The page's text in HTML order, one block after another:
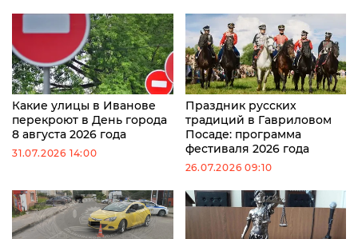
Какие улицы в Иванове
перекроют в День города
8 августа 2026 года
31.07.2026 14:00
Праздник русских
традиций в Гавриловом
Посаде: программа
фестиваля 2026 года
26.07.2026 09:10